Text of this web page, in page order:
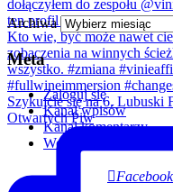
Szykujcie się na 6. Lubuski
Otwartych Piw
Archiwa
Meta
Zaloguj się
Kanał wpisów
Kanał komentarzy
WordPress.org
Facebook